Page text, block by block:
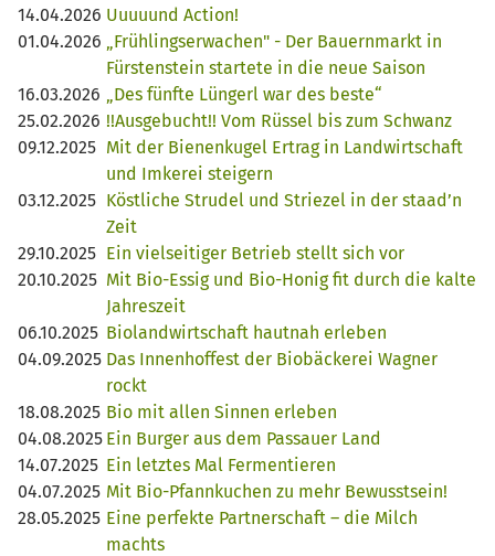
14.04.2026 Uuuuund Action!
01.04.2026
„Frühlingserwachen" - Der Bauernmarkt in
Fürstenstein startete in die neue Saison
16.03.2026
„Des fünfte Lüngerl war des beste“
25.02.2026 !!Ausgebucht!! Vom Rüssel bis zum Schwanz
09.12.2025 Mit der Bienenkugel Ertrag in Landwirtschaft
und Imkerei steigern
03.12.2025 Köstliche Strudel und Striezel in der staad’n
Zeit
29.10.2025 Ein vielseitiger Betrieb stellt sich vor
20.10.2025 Mit Bio-Essig und Bio-Honig fit durch die kalte
Jahreszeit
06.10.2025 Biolandwirtschaft hautnah erleben
04.09.2025 Das Innenhoffest der Biobäckerei Wagner
rockt
18.08.2025 Bio mit allen Sinnen erleben
04.08.2025 Ein Burger aus dem Passauer Land
14.07.2025 Ein letztes Mal Fermentieren
04.07.2025 Mit Bio-Pfannkuchen zu mehr Bewusstsein!
28.05.2025 Eine perfekte Partnerschaft – die Milch
machts